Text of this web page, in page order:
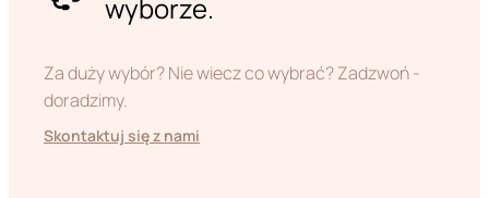
wyborze.
Za duży wybór? Nie wiecz co wybrać? Zadzwoń -
doradzimy.
Skontaktuj się z nami